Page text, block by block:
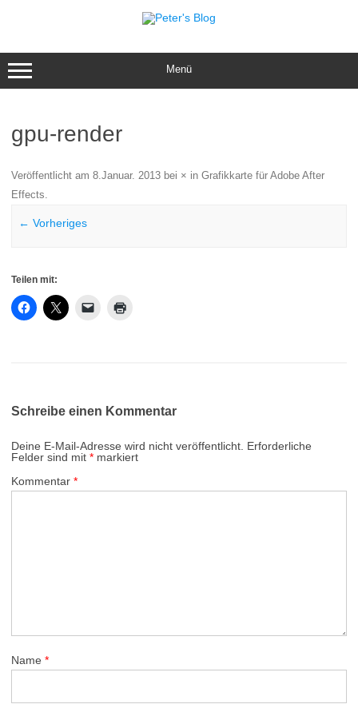
Menü
gpu-render
Veröffentlicht am 8.Januar. 2013 bei × in Grafikkarte für Adobe After
Effects.
← Vorheriges
Teilen mit:
Schreibe einen Kommentar
Deine E-Mail-Adresse wird nicht veröffentlicht. Erforderliche
Felder sind mit * markiert
Kommentar *
Name *